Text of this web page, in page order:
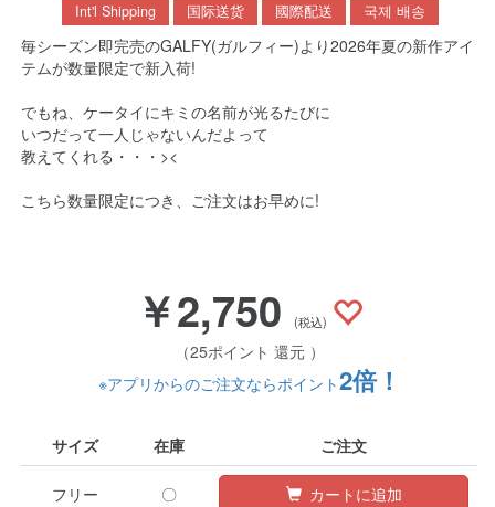
Int'l Shipping 国际送货 國際配送 국제 배송
毎シーズン即完売のGALFY(ガルフィー)より2026年夏の新作アイ
テムが数量限定で新入荷!
でもね、ケータイにキミの名前が光るたびに
いつだって一人じゃないんだよって
教えてくれる・・・><
こちら数量限定につき、ご注文はお早めに!
￥2,750 (税込)
（25ポイント 還元 ）
※アプリからのご注文ならポイント2倍！
サイズ 在庫 ご注文
フリー 〇 カートに追加